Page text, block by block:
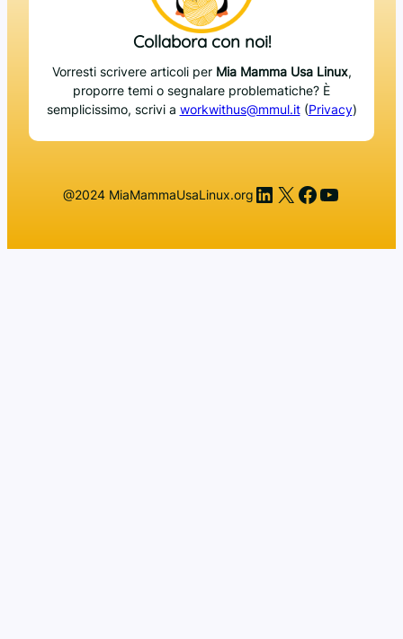
Collabora con noi!
Vorresti scrivere articoli per Mia Mamma Usa Linux,
proporre temi o segnalare problematiche? È
semplicissimo, scrivi a workwithus@mmul.it(Privacy)
@2024 MiaMammaUsaLinux.org LinkedIn
X Facebook